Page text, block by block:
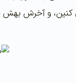
کنین، و آخرش بهش